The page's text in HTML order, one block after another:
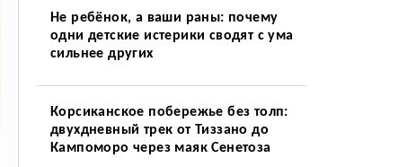
Не ребёнок, а ваши раны: почему
одни детские истерики сводят с ума
сильнее других
Корсиканское побережье без толп:
двухдневный трек от Тиззано до
Кампоморо через маяк Сенетоза